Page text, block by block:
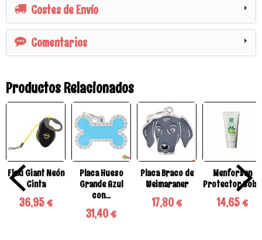
Costes de Envío
Comentarios
Productos Relacionados
Flexi Giant Neón
Cinta
36,95 €
Placa Hueso
Grande Azul
con...
31,40 €
Placa Braco de
Weimaraner
17,80 €
Menforsan
Protector Solar
14,65 €